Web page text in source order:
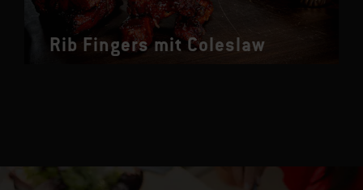
Rib Fingers mit Coleslaw